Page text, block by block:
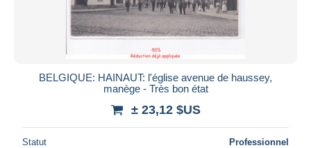
BELGIQUE: HAINAUT: l'église avenue de haussey,
manège - Très bon état
± 23,12 $US
Statut Professionnel